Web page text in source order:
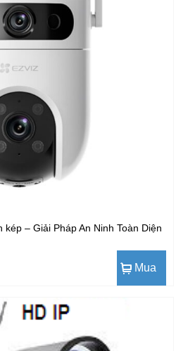
– Giải Pháp An Ninh Toàn Diện
Mua